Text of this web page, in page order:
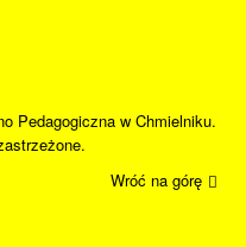
Pedagogiczna w Chmielniku.
Wróć na górę